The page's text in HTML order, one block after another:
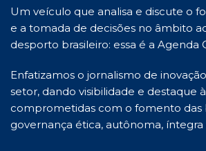
Um veículo que analisa e discute o
e a tomada de decisões no âmbito
desporto brasileiro: essa é a Agenda
Enfatizamos o jornalismo de
setor, dando visibilidade e destaque
comprometidas com o fomento das
governança ética, autônoma,